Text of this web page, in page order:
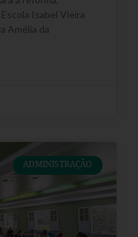
Isabel Vieira
Amélia da
ADMINISTRAÇÃO